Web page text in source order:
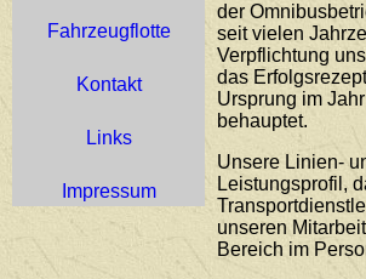
Fahrzeugflotte
Kontakt
Links
Impressum
der
seit vielen
Verpflichtung
das
Ursprung im
behauptet.
Unsere Linien-
Leistungsprofil,
unseren
Bereich im